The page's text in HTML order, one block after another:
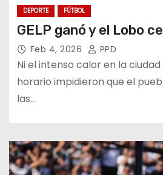
DEPORTE FÚTBOL
GELP ganó y el Lobo
Feb 4, 2026 PPD
Ni el intenso calor en la
horario impidieron que el
las…